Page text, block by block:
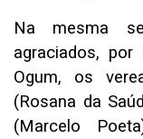
Na mesma
agraciados,
Ogum, os
(Rosana da
(Marcelo